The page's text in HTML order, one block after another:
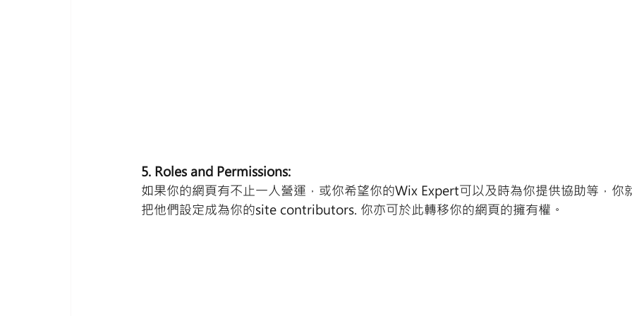
5. Roles and Permissions:
如果你的網頁有不止一人營運，或你希望你的Wix Expert可以及時為你提供協助等，你
把他們設定成為你的site contributors. 你亦可於此轉移你的網頁的擁有權。